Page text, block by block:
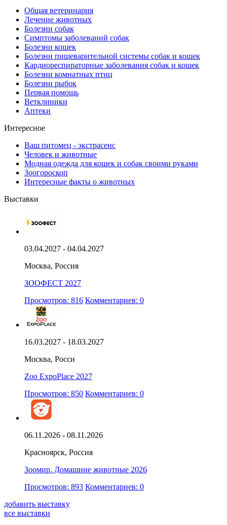
Общая ветеринария
Лечение животных
Болезни собак
Симптомы заболеваний собак
Болезни кошек
Болезни пищеварительной системы собак и кошек
Кардиореспираторные заболевания собак и кошек
Болезни комнатных птиц
Болезни рыбок
Первая помощь
Ветклиники
Аптеки
Интересное
Ваш питомец - экстрасенс
Человек и животные
Модная одежда для кошек и собак своими руками
Зоогороскоп
Интересные факты о животных
Выставки
03.04.2027 - 04.04.2027
Москва, Россия
ЗООФЕСТ 2027
Просмотров: 816 Комментариев: 0
16.03.2027 - 18.03.2027
Москва, Росси
Zoo ExpoPlace 2027
Просмотров: 850 Комментариев: 0
06.11.2026 - 08.11.2026
Красноярск, Россия
Зоомир. Домашние животные 2026
Просмотров: 893 Комментариев: 0
добавить выставку
все выставки